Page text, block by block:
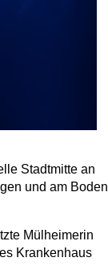
Stadtmitte an
und am Boden
Mülheimerin
Krankenhaus